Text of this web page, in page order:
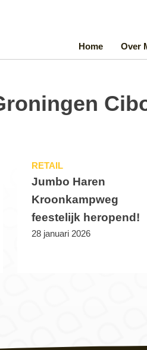
Home Over
RETAIL
Jumbo Haren
Kroonkampweg
feestelijk heropend!
28 januari 2026